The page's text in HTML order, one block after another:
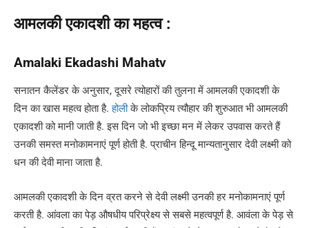
आमलकी एकादशी का महत्व :
Amalaki Ekadashi Mahatv
सनातन कैलेंडर के अनुसार, दूसरे त्योहारों की तुलना में आमलकी एकादशी के
दिन का खास महत्व होता है.होलीके लोकप्रिय त्यौहार की शुरुआत भी आमलकी
एकादशी को मानी जाती है. इस दिन जो भी इच्छा मन में लेकर उपवास करते हैं
उनकी समस्त मनोकामनाएं पूर्ण होती है. प्राचीन हिन्दू मान्यतानुसार देवी लक्ष्मी को
धन की देवी माना जाता है.
आमलकी एकादशी के दिन व्रत करने से देवी लक्ष्मी उनकी हर मनोकामनाएं पूर्ण
करती है. आंवला का पेड़ औषधीय परिप्रेक्ष्य से सबसे महत्वपूर्ण है. आवंला के पेड़ से